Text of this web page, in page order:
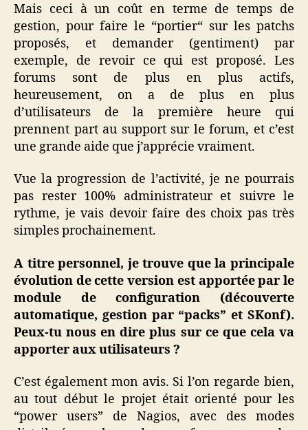
Mais ceci à un coût en terme de temps de
gestion, pour faire le “portier“ sur les patchs
proposés, et demander (gentiment) par
exemple, de revoir ce qui est proposé. Les
forums sont de plus en plus actifs,
heureusement, on a de plus en plus
d’utilisateurs de la première heure qui
prennent part au support sur le forum, et c’est
une grande aide que j’apprécie vraiment.
Vue la progression de l’activité, je ne pourrais
pas rester 100% administrateur et suivre le
rythme, je vais devoir faire des choix pas très
simples prochainement.
A titre personnel, je trouve que la principale
évolution de cette version est apportée par le
module de configuration (découverte
automatique, gestion par “packs” et SKonf).
Peux-tu nous en dire plus sur ce que cela va
apporter aux utilisateurs ?
C’est également mon avis. Si l’on regarde bien,
au tout début le projet était orienté pour les
“power users” de Nagios, avec des modes